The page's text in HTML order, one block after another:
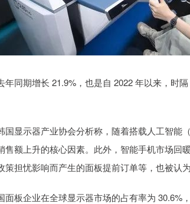
年同期增长 21.9%，也是自 2022 年以来，时
国显示器产业协会分析称，随着搭载人工智能
售额上升的核心因素。此外，智能手机市场回
担忧影响而产生的面板提前订单等，也被认
面板企业在全球显示器市场的占有率为 30.6%